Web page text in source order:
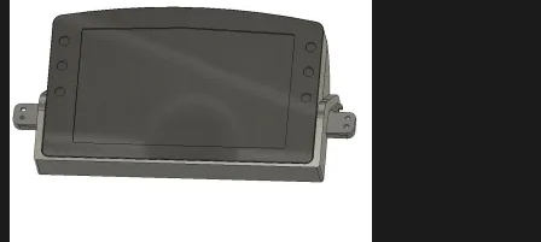
Soporte y asistencia